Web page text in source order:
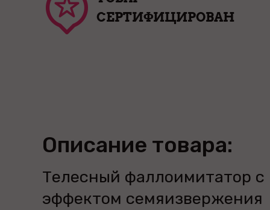
СЕРТИФИЦИРОВАН
Описание товара:
Телесный фаллоимитатор с
эффектом семяизвержения